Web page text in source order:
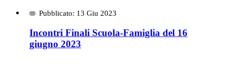
Pubblicato: 13 Giu 2023
Incontri Finali Scuola-Famiglia del 16
giugno 2023